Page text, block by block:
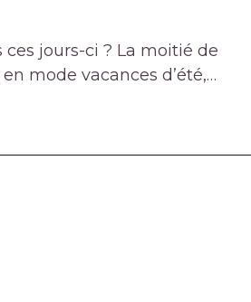
jours-ci ? La moitié de
mode vacances d’été,…